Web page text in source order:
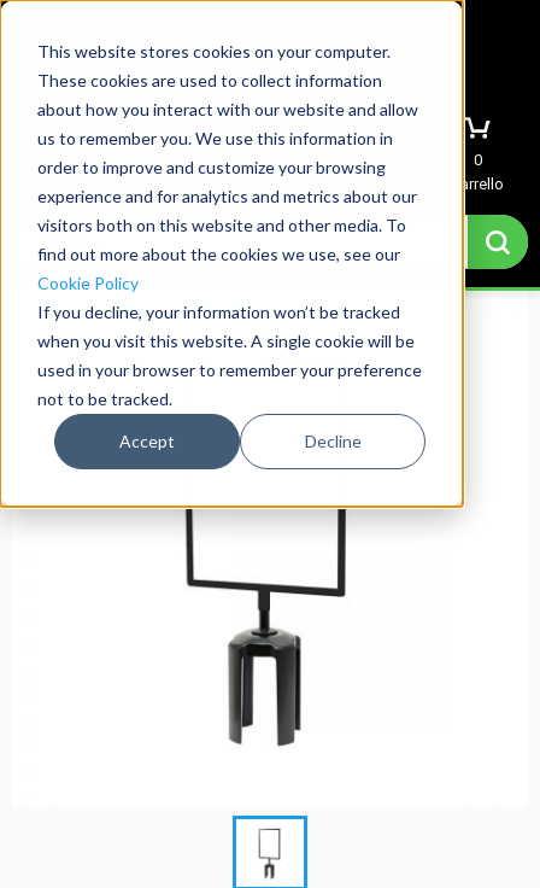
This website stores cookies on your computer.
These cookies are used to collect information
about how you interact with our website and allow
us to remember you. We use this information in
order to improve and customize your browsing
experience and for analytics and metrics about our
visitors both on this website and other media. To
find out more about the cookies we use, see our
Cookie Policy
If you decline, your information won’t be tracked
when you visit this website. A single cookie will be
used in your browser to remember your preference
not to be tracked.
Accept Decline
Menu Richiedi preventivo
0
Carrello
Spedizione il giorno successivo